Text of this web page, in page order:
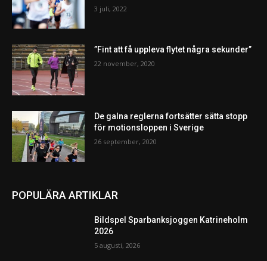
3 juli, 2022
”Fint att få uppleva flytet några sekunder”
22 november, 2020
De galna reglerna fortsätter sätta stopp
för motionsloppen i Sverige
26 september, 2020
POPULÄRA ARTIKLAR
Bildspel Sparbanksjoggen Katrineholm
2026
5 augusti, 2026